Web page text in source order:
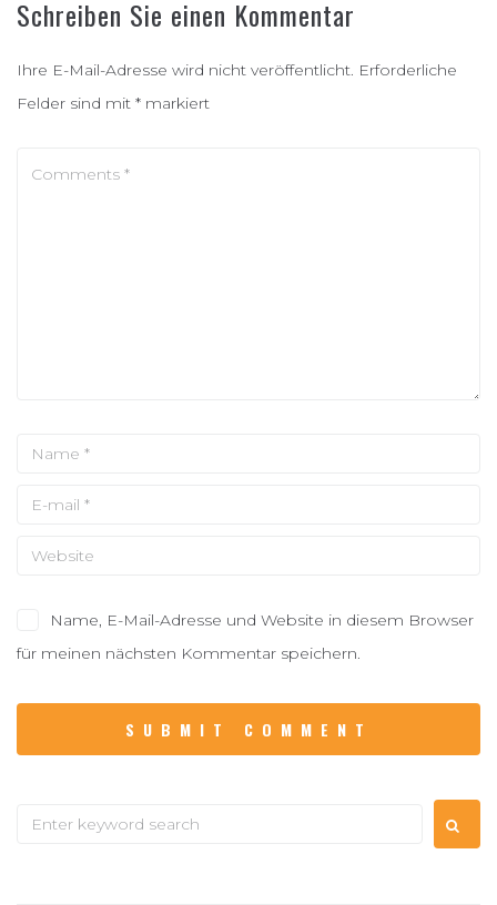
Schreiben Sie einen Kommentar
Ihre E-Mail-Adresse wird nicht veröffentlicht. Erforderliche
Felder sind mit * markiert
Name, E-Mail-Adresse und Website in diesem Browser
für meinen nächsten Kommentar speichern.